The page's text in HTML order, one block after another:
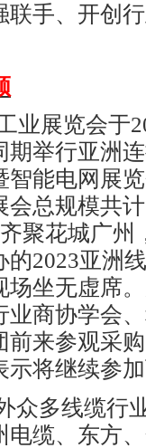
联手、开创
业展览会于
期举行亚洲
智能电网展
会总规模共计
聚花城广州
的2023亚洲
场坐无虚席
业商协学会
前来参观采
示将继续参
众多线缆行
电缆、东方